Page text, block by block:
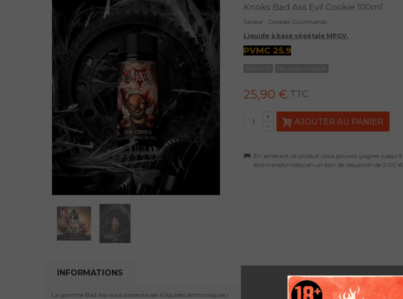
Knoks Bad Ass Evil Cookie 100ml
Saveur : Cookies Gourmands.
Liquide à base végétale MPGV.
PVMC 25.9
BADASS Nouveau Produit
25,90 € TTC
-
+
AJOUTER AU PANIER
En achetant ce produit vous pouvez gagner jusqu'à
être transformé(s) en un bon de réduction de 2,00 €
INFORMATIONS
La gamme Bad Ass vous présente ses 6 liquides démoniaques !